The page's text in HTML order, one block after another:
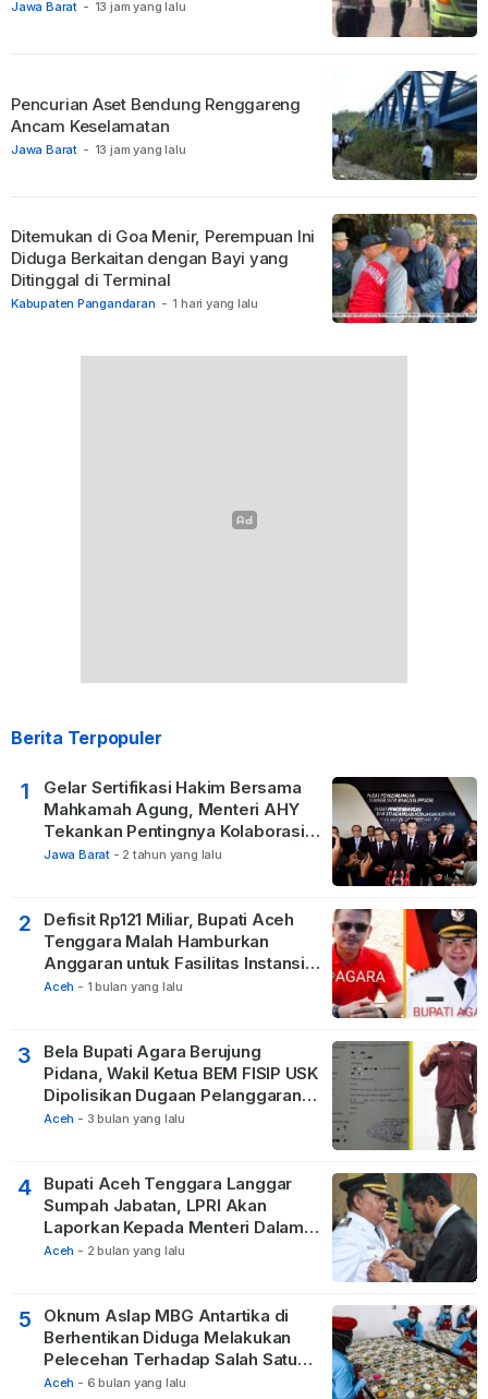
Jawa Barat - 13 jam yang lalu
Jawa Barat - 13 jam yang lalu
Pencurian Aset Bendung Renggareng
Ancam Keselamatan
Kabupaten Pangandaran - 1 hari yang lalu
Ditemukan di Goa Menir, Perempuan Ini
Diduga Berkaitan dengan Bayi yang
Ditinggal di Terminal
Berita Terpopuler
1
Gelar Sertifikasi Hakim Bersama
Mahkamah Agung, Menteri AHY
Tekankan Pentingnya Kolaborasi
untuk Hadirkan Keadilan bagi
Jawa Barat - 2 tahun yang lalu
2
Defisit Rp121 Miliar, Bupati Aceh
Tenggara Malah Hamburkan
Anggaran untuk Fasilitas Instansi
Vertikal
Aceh - 1 bulan yang lalu
3
Bela Bupati Agara Berujung
Pidana, Wakil Ketua BEM FISIP USK
Dipolisikan Dugaan Pelanggaran
Privasi dan UU ITE
Aceh - 3 bulan yang lalu
4
Bupati Aceh Tenggara Langgar
Sumpah Jabatan, LPRI Akan
Laporkan Kepada Menteri Dalam
Negeri
Aceh - 2 bulan yang lalu
5
Oknum Aslap MBG Antartika di
Berhentikan Diduga Melakukan
Pelecehan Terhadap Salah Satu
Relawan
Aceh - 6 bulan yang lalu